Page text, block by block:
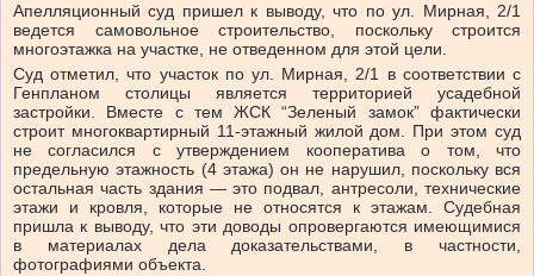
Апелляционный суд пришел к выводу, что по ул. Мирная, 2/1
ведется самовольное строительство, поскольку строится
многоэтажка на участке, не отведенном для этой цели.
Суд отметил, что участок по ул. Мирная, 2/1 в соответствии с
Генпланом столицы является территорией усадебной
застройки. Вместе с тем ЖСК “Зеленый замок” фактически
строит многоквартирный 11-этажный жилой дом. При этом суд
не согласился с утверждением кооператива о том, что
предельную этажность (4 этажа) он не нарушил, поскольку вся
остальная часть здания — это подвал, антресоли, технические
этажи и кровля, которые не относятся к этажам. Судебная
пришла к выводу, что эти доводы опровергаются имеющимися
в материалах дела доказательствами, в частности,
фотографиями объекта.